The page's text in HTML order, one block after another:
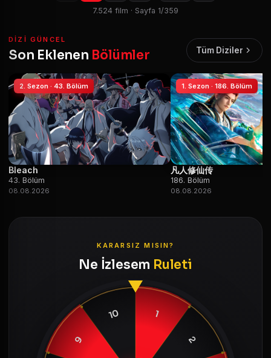
7.524 film · Sayfa 1/359
DIZI GÜNCEL
Son Eklenen Bölümler Tüm Diziler
2. Sezon · 43. Bölüm
Bleach
43. Bölüm
08.08.2026
1. Sezon · 186. Bölüm
凡人修仙传
186. Bölüm
08.08.2026
KARARSIZ MISIN?
Ne İzlesem Ruleti
1
2
9
10